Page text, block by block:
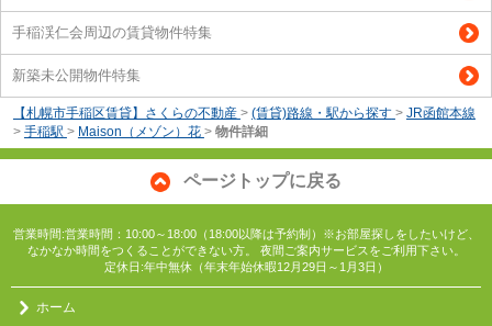
手稲渓仁会周辺の賃貸物件特集
新築未公開物件特集
【札幌市手稲区賃貸】さくらの不動産 > (賃貸)路線・駅から探す > JR函館本線
> 手稲駅 > Maison（メゾン）花 > 物件詳細
ページトップに戻る
営業時間:営業時間：10:00～18:00（18:00以降は予約制）※お部屋探しをしたいけど、
なかなか時間をつくることができない方。 夜間ご案内サービスをご利用下さい。
定休日:年中無休（年末年始休暇12月29日～1月3日）
ホーム